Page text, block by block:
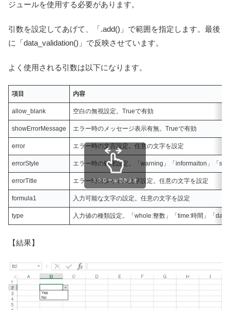
ジュールを使用する必要があります。
引数を設定してあげて、「.add()」で範囲を指定します。最後
に「data_validation()」で反映させています。
よく使用される引数は以下になります。
項目 内容
allow_blank 空白の無視設定。Trueで有効
showErrorMessage エラー時のメッセージ表示有無。Trueで有効
error エラー時の文言設定。任意の文字を設定
errorStyle エラー時の処理設定。「warning」「informaiton」「
errorTitle エラー時のタイトル文字設定。任意の文字を設定
formula1 入力可能な文字の設定。任意の文字を設定
type 入力値の種類設定。「whole:整数」「time:時間」「
スクロールできます
【結果】